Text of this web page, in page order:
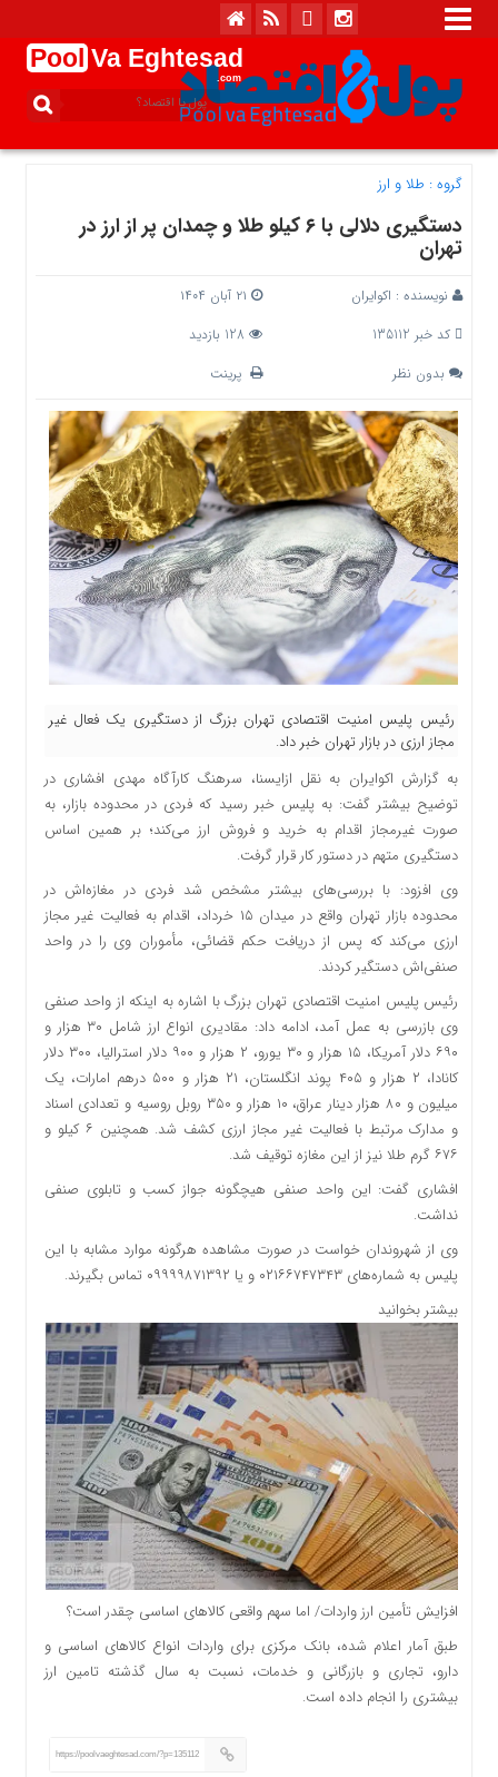
Pool Va Eghtesad
.com
گروه : طلا و ارز
دستگیری دلالی با ۶ کیلو طلا و چمدان پر از ارز در
تهران
نویسنده : اکوایران
کد خبر 135112
بدون نظر
پرینت
رئیس پلیس امنیت اقتصادی تهران بزرگ از دستگیری یک فعال غیر
مجاز ارزی در بازار تهران خبر داد.
به گزارش اکوایران به نقل ازایسنا، سرهنگ کارآگاه مهدی افشاری در
توضیح بیشتر گفت: به پلیس خبر رسید که فردی در محدوده بازار، به
صورت غیرمجاز اقدام به خرید و فروش ارز می‌کند؛ بر همین اساس
دستگیری متهم در دستور کار قرار گرفت.
وی افزود: با بررسی‌های بیشتر مشخص شد فردی در مغازه‌اش در
محدوده بازار تهران واقع در میدان ۱۵ خرداد، اقدام به فعالیت غیر مجاز
ارزی می‌کند که پس از دریافت حکم قضائی، مأموران وی را در واحد
صنفی‌اش دستگیر کردند.
رئیس پلیس امنیت اقتصادی تهران بزرگ با اشاره به اینکه از واحد صنفی
وی بازرسی به عمل آمد، ادامه داد: مقادیری انواع ارز شامل ۳۰ هزار و
۶۹۰ دلار آمریکا، ۱۵ هزار و ۳۰ یورو، ۲ هزار و ۹۰۰ دلار استرالیا، ۳۰۰ دلار
کانادا، ۲ هزار و ۴۰۵ پوند انگلستان، ۲۱ هزار و ۵۰۰ درهم امارات، یک
میلیون و ۸۰ هزار دینار عراق، ۱۰ هزار و ۳۵۰ روبل روسیه و تعدادی اسناد
و مدارک مرتبط با فعالیت غیر مجاز ارزی کشف شد. همچنین ۶ کیلو و
۶۷۶ گرم طلا نیز از این مغازه توقیف شد.
افشاری گفت: این واحد صنفی هیچگونه جواز کسب و تابلوی صنفی
نداشت.
وی از شهروندان خواست در صورت مشاهده هرگونه موارد مشابه با این
پلیس به شماره‌های ۰۲۱۶۶۷۴۷۳۴۳ و یا ۰۹۹۹۹۸۷۱۳۹۲ تماس بگیرند.
بیشتر بخوانید
افزایش تأمین ارز واردات/ اما سهم واقعی کالاهای اساسی چقدر است؟
طبق آمار اعلام شده، بانک مرکزی برای واردات انواع کالاهای اساسی و
دارو، تجاری و بازرگانی و خدمات، نسبت به سال گذشته تامین ارز
بیشتری را انجام داده است.
https://poolvaeghtesad.com/?p=135112